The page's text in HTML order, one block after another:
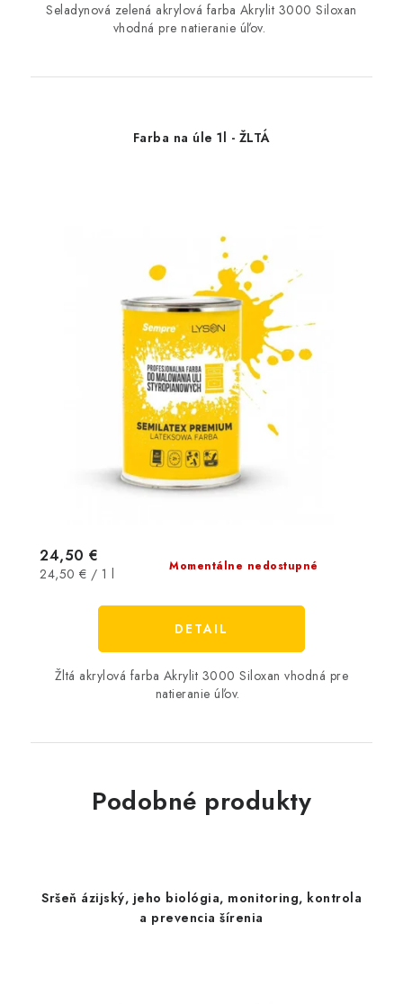
Seladynová zelená akrylová farba Akrylit 3000 Siloxan
vhodná pre natieranie úľov.
Farba na úle 1l - ŽLTÁ
Momentálne nedostupné
24,50 €
Jednotková
24,50 € / 1 l
DETAIL
Žltá akrylová farba Akrylit 3000 Siloxan vhodná pre
natieranie úľov.
Podobné produkty
Sršeň ázijský, jeho biológia, monitoring, kontrola
a prevencia šírenia